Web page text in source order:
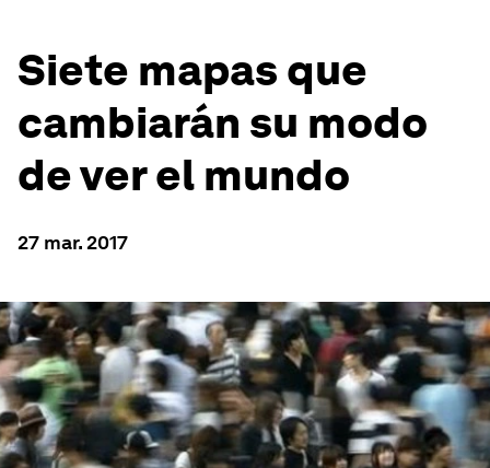
Siete mapas que
cambiarán su modo
de ver el mundo
27 mar. 2017